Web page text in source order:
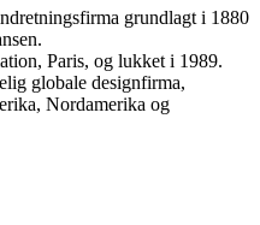
grundlagt i 1880
Paris, og lukket i 1989.
globale designfirma,
Nordamerika og